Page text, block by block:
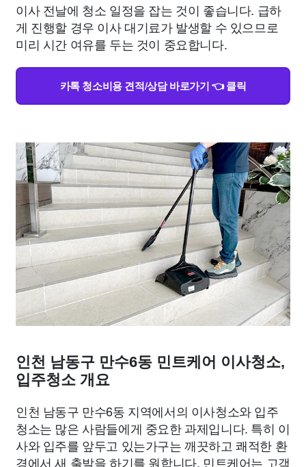
이사 전날에 청소 일정을 잡는 것이 좋습니다. 급하
게 진행할 경우 이사 대기료가 발생할 수 있으므로
미리 시간 여유를 두는 것이 중요합니다.
카톡 청소비용 견적/상담 바로가기 👈 클릭
인천 남동구 만수6동 민트케어 이사청소,
입주청소 개요
인천 남동구 만수6동 지역에서의 이사청소와 입주
청소는 많은 사람들에게 중요한 과제입니다. 특히 이
사와 입주를 앞두고 있는가구는 깨끗하고 쾌적한 환
경에서 새 출발을 하기를 원합니다. 민트케어는 고객